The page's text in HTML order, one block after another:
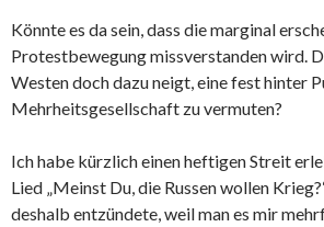
Könnte es da sein, dass die marginal
Protestbewegung missverstanden wird.
Westen doch dazu neigt, eine fest hinter
Mehrheitsgesellschaft zu vermuten?
Ich habe kürzlich einen heftigen Streit
Lied „Meinst Du, die Russen wollen
deshalb entzündete, weil man es mir